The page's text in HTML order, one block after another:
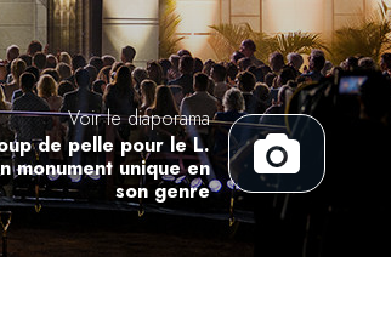
L’échelle des tons émotionnels
Réponses aux drogues
Les enfants
Des outils pour le monde du travail
L’éthique et les conditions
La raison de l’oppression
Voir le diaporama
de pelle pour le L.
monument unique en
son genre